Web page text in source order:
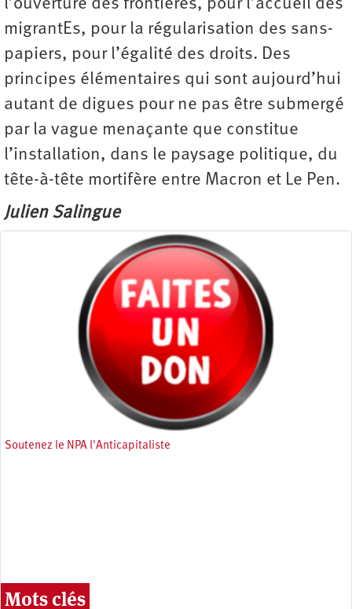
l’ouverture des frontières, pour l’accueil des
migrantEs, pour la régularisation des sans-
papiers, pour l’égalité des droits. Des
principes élémentaires qui sont aujourd’hui
autant de digues pour ne pas être submergé
par la vague menaçante que constitue
l’installation, dans le paysage politique, du
tête-à-tête mortifère entre Macron et Le Pen.
Julien Salingue
Soutenez le NPA l'Anticapitaliste
Mots clés